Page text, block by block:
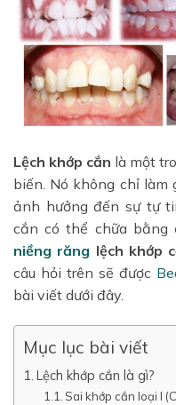
Lệch khớp cắn là một
biến. Nó không chỉ
ảnh hưởng đến sự tự
cắn có thể chữa bằng
niềng răng lệch khớp
câu hỏi trên sẽ được
bài viết dưới đây.
Mục lục bài viết
Lệch khớp cắn là gì?
Sai khớp cắn loại I